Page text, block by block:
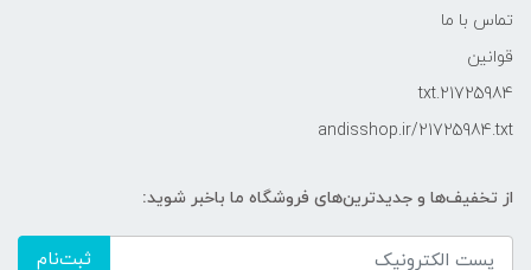
تماس با ما
قوانین
21725984.txt
andisshop.ir/21725984.txt
از تخفیف‌ها و جدیدترین‌های فروشگاه ما باخبر شوید:
ثبت‌نام